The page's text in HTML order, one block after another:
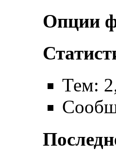
Опции
Тем: